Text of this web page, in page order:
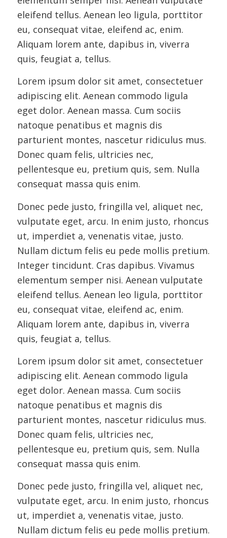
eleifend tellus. Aenean leo ligula, porttitor
eu, consequat vitae, eleifend ac, enim.
Aliquam lorem ante, dapibus in, viverra
quis, feugiat a, tellus.
Lorem ipsum dolor sit amet, consectetuer
adipiscing elit. Aenean commodo ligula
eget dolor. Aenean massa. Cum sociis
natoque penatibus et magnis dis
parturient montes, nascetur ridiculus mus.
Donec quam felis, ultricies nec,
pellentesque eu, pretium quis, sem. Nulla
consequat massa quis enim.
Donec pede justo, fringilla vel, aliquet nec,
vulputate eget, arcu. In enim justo, rhoncus
ut, imperdiet a, venenatis vitae, justo.
Nullam dictum felis eu pede mollis pretium.
Integer tincidunt. Cras dapibus. Vivamus
elementum semper nisi. Aenean vulputate
eleifend tellus. Aenean leo ligula, porttitor
eu, consequat vitae, eleifend ac, enim.
Aliquam lorem ante, dapibus in, viverra
quis, feugiat a, tellus.
Lorem ipsum dolor sit amet, consectetuer
adipiscing elit. Aenean commodo ligula
eget dolor. Aenean massa. Cum sociis
natoque penatibus et magnis dis
parturient montes, nascetur ridiculus mus.
Donec quam felis, ultricies nec,
pellentesque eu, pretium quis, sem. Nulla
consequat massa quis enim.
Donec pede justo, fringilla vel, aliquet nec,
vulputate eget, arcu. In enim justo, rhoncus
ut, imperdiet a, venenatis vitae, justo.
Nullam dictum felis eu pede mollis pretium.